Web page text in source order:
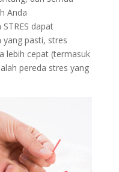
Anda
dapat
yang pasti, stres
lebih cepat (termasuk
pereda stres yang